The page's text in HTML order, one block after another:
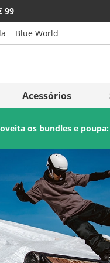
99
Italia (Italiano)
Italien (Deutsch)
Suomi
United Kingdom
Blue World
Acessórios
os bundles e